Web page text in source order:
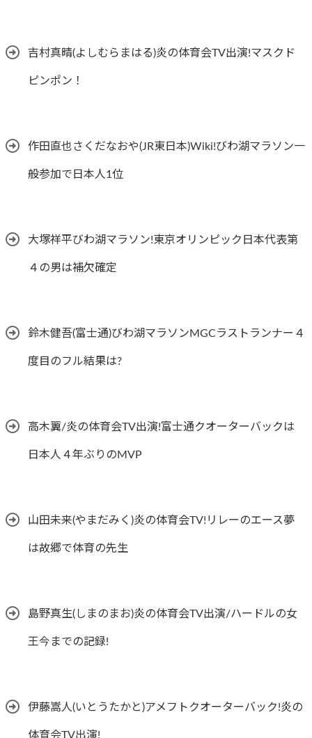
吉村真晴(よしむらまはる)炎の体育会TV出演!マスクド
ピンポン！
作田直也さくだなおや(JR東日本)Wiki!びわ湖マラソン一
般参加で日本人1位
大塚祥平びわ湖マラソン!東京オリンピック日本代表第
４の男は補欠確定
鈴木健吾(富士通)びわ湖マラソンMGCラストランナー４
度目のフル結果は?
高木翼/炎の体育会TV出演!富士通クオーターバックは
日本人４年ぶりのMVP
山田未来(やまだみく)炎の体育会TV!リレーのエース夢
は故郷で体育の先生
島野真生(しまのまお)炎の体育会TV出演/ハードルの女
王今までの記録!
伊藤嵩人(いとうたかと)アメフトクオーターバック!炎の
体育会TV出演!